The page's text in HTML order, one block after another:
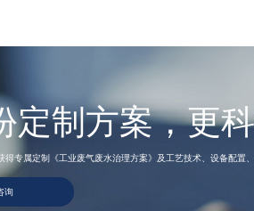
定制方案，更
得专属定制《工业废气废水治理方案》及工艺技术、设备配置
询